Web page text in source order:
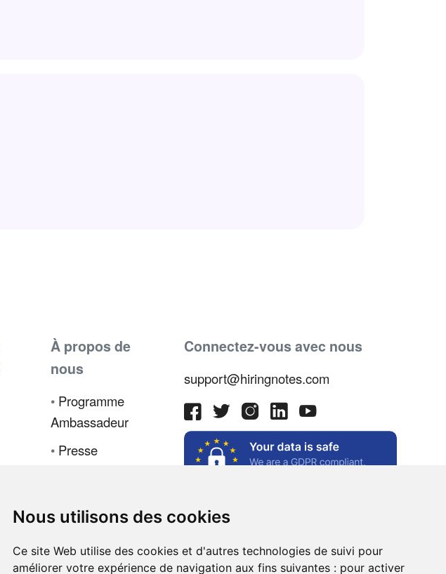
Nous utilisons des cookies
Ce site Web utilise des cookies et d'autres technologies de suivi pour
améliorer votre expérience de navigation aux fins suivantes : pour activer
À propos de
nous
• Programme
Ambassadeur
• Presse
• Code de
déontologie
Connectez-vous avec nous
support@hiringnotes.com